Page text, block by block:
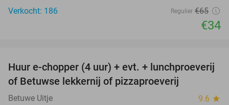
Verkocht: 186
Regulier €65
€34
44%
Huur e-chopper (4 uur) + evt. + lunchproeverij
of Betuwse lekkernij of pizzaproeverij
Betuwe Uitje 9.6 star